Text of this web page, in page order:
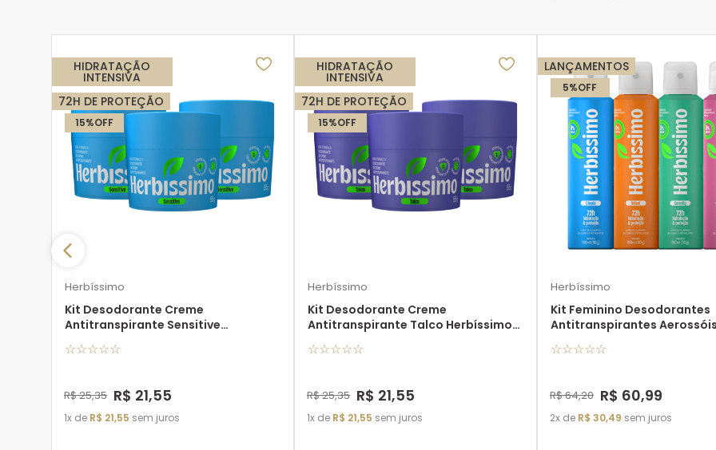
HIDRATAÇÃO
INTENSIVA
72H DE PROTEÇÃO
15%OFF
Herbíssimo
Kit Desodorante Creme
Antitranspirante Sensitive
☆☆☆☆☆
R$25,35 R$ 21,55
1 de R$ 21,55 sem juros
HIDRATAÇÃO
INTENSIVA
72H DE PROTEÇÃO
15%OFF
Herbíssimo
Kit Desodorante Creme
Antitranspirante Talco Herbíssimo
☆☆☆☆☆
R$25,35 R$ 21,55
1 de R$ 21,55 sem juros
LANÇAMENTOS
5%OFF
Herbíssimo
Kit Feminino Desodorantes
Antitranspirantes
☆☆☆☆☆
R$64,20 R$ 60,99
2 de R$ 30,49 sem juros